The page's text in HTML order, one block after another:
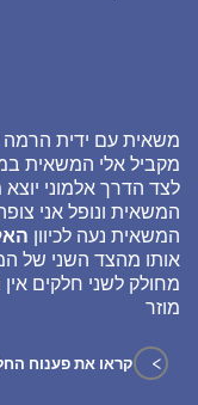
משאית עם ידית
מקביל אלי המשאית
לצד הדרך אלמוני
המשאית ונופל אני
המשאית נעה לכיוון
אותו מהצד השני של
מחולק לשני חלקים
מוזר
> קראו את פענוח